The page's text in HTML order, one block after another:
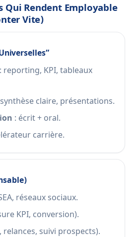
Qui Rendent Employable
Vite)
: reporting, KPI, tableaux
claire, présentations.
: écrit + oral.
carrière.
réseaux sociaux.
KPI, conversion).
relances, suivi prospects).